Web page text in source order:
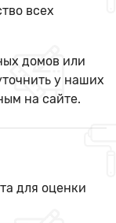
всех
домов или
у наших
на сайте.
для оценки